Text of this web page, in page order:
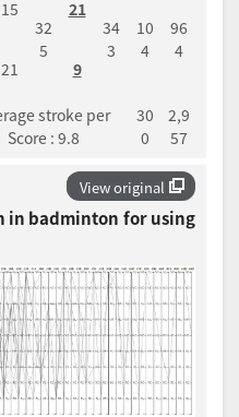
15
32
5
21
34
3
10
4
96
4
21 9
stroke per
Score : 9.8
30
0
2,9
57
View original
in badminton for using